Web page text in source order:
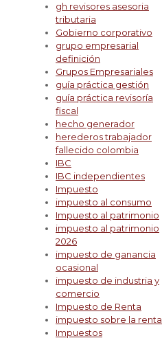
gh revisores asesoria
tributaria
Gobierno corporativo
grupo empresarial
definición
Grupos Empresariales
guía práctica gestión
guía práctica revisoría
fiscal
hecho generador
herederos trabajador
fallecido colombia
IBC
IBC independientes
Impuesto
impuesto al consumo
Impuesto al patrimonio
impuesto al patrimonio
2026
impuesto de ganancia
ocasional
impuesto de industria y
comercio
Impuesto de Renta
impuesto sobre la renta
Impuestos